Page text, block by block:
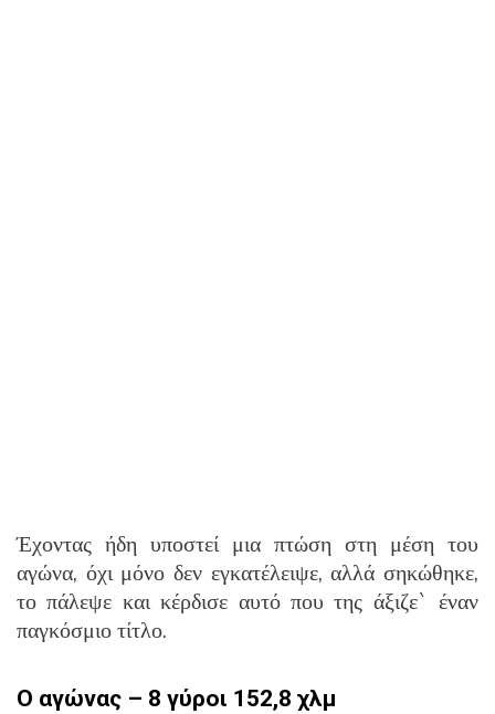
Έχοντας ήδη υποστεί μια πτώση στη μέση του
αγώνα, όχι μόνο δεν εγκατέλειψε, αλλά σηκώθηκε,
το πάλεψε και κέρδισε αυτό που της άξιζε` έναν
παγκόσμιο τίτλο.
Ο αγώνας – 8 γύροι 152,8 χλμ